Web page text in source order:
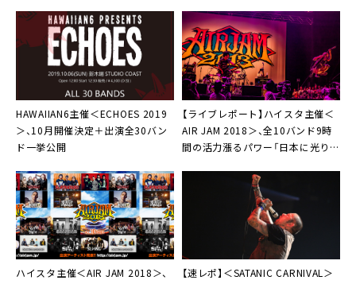
HAWAIIAN6主催＜ECHOES 2019
＞、10月開催決定＋出演全30バン
ド一挙公開
【ライブレポート】 ハイスタ主催＜
AIR JAM 2018＞、全10バンド9時
間の活力漲るパワー「日本に光り
ハイスタ主催＜AIR JAM 2018＞、
【速レポ】 ＜SATANIC CARNIVAL＞